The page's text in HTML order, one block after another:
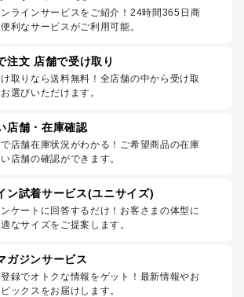
ラインサービスをご紹介！24時間365日商
利なサービスがご利用可能。
注文 店舗で受け取り
取りなら送料無料！全店舗の中から受け取
選びいただけます。
店舗・在庫確認
店舗在庫状況がわかる！ご希望商品の在庫
店舗の確認ができます。
ン試着サービス(ユニサイズ)
ケートに回答するだけ！お客さまの体型に
なサイズをご提案します。
ガジンサービス
録でオトクな情報をゲット！最新情報やお
ックスをお届けします。